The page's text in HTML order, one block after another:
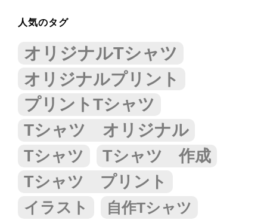
人気のタグ
オリジナルTシャツ
オリジナルプリント
プリントTシャツ
Tシャツ オリジナル
Tシャツ
Tシャツ 作成
Tシャツ プリント
イラスト 自作Tシャツ